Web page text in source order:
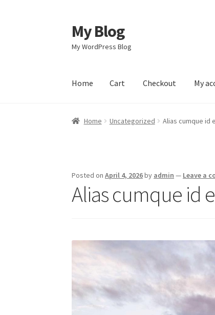
Skip
to
navigation
Skip
to
content
My Blog
My WordPress Blog
Home Cart Checkout My
Home Checkout My account Sample
Home Uncategorized Alias cumque id
Posted onApril 4, 2026by admin — Leave a
Alias cumque id